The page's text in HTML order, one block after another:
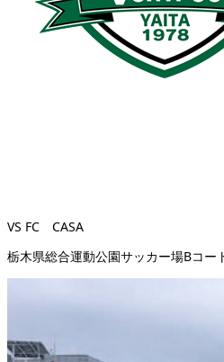
VS FC CASA
栃木県総合運動公園サッカー場Bコー